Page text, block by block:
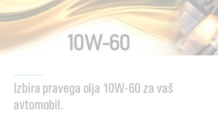
Izbira pravega olja 10W-60 za vaš
avtomobil.